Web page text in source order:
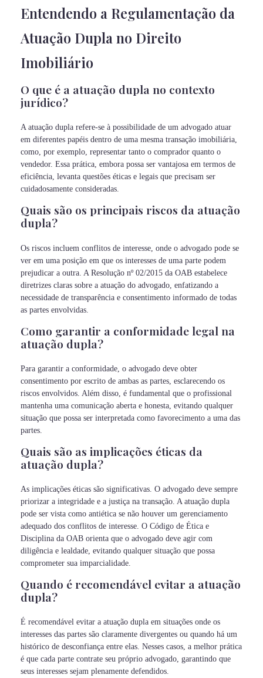
Entendendo a Regulamentação da
Atuação Dupla no Direito
Imobiliário
O que é a atuação dupla no contexto
jurídico?
A atuação dupla refere-se à possibilidade de um advogado atuar
em diferentes papéis dentro de uma mesma transação imobiliária,
como, por exemplo, representar tanto o comprador quanto o
vendedor. Essa prática, embora possa ser vantajosa em termos de
eficiência, levanta questões éticas e legais que precisam ser
cuidadosamente consideradas.
Quais são os principais riscos da atuação
dupla?
Os riscos incluem conflitos de interesse, onde o advogado pode se
ver em uma posição em que os interesses de uma parte podem
prejudicar a outra. A Resolução nº 02/2015 da OAB estabelece
diretrizes claras sobre a atuação do advogado, enfatizando a
necessidade de transparência e consentimento informado de todas
as partes envolvidas.
Como garantir a conformidade legal na
atuação dupla?
Para garantir a conformidade, o advogado deve obter
consentimento por escrito de ambas as partes, esclarecendo os
riscos envolvidos. Além disso, é fundamental que o profissional
mantenha uma comunicação aberta e honesta, evitando qualquer
situação que possa ser interpretada como favorecimento a uma das
partes.
Quais são as implicações éticas da
atuação dupla?
As implicações éticas são significativas. O advogado deve sempre
priorizar a integridade e a justiça na transação. A atuação dupla
pode ser vista como antiética se não houver um gerenciamento
adequado dos conflitos de interesse. O Código de Ética e
Disciplina da OAB orienta que o advogado deve agir com
diligência e lealdade, evitando qualquer situação que possa
comprometer sua imparcialidade.
Quando é recomendável evitar a atuação
dupla?
É recomendável evitar a atuação dupla em situações onde os
interesses das partes são claramente divergentes ou quando há um
histórico de desconfiança entre elas. Nesses casos, a melhor prática
é que cada parte contrate seu próprio advogado, garantindo que
seus interesses sejam plenamente defendidos.